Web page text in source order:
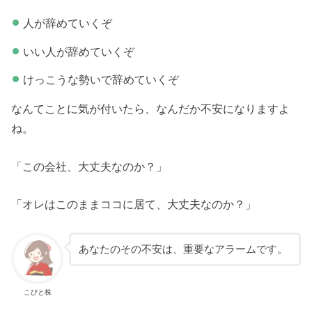
人が辞めていくぞ
いい人が辞めていくぞ
けっこうな勢いで辞めていくぞ
なんてことに気が付いたら、なんだか不安になりますよ
ね。
「この会社、大丈夫なのか？」
「オレはこのままココに居て、大丈夫なのか？」
こびと株
あなたのその不安は、重要なアラームです。